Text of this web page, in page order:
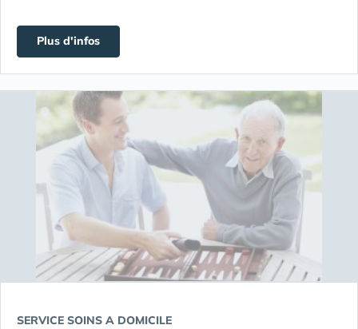
Plus d'infos
SERVICE SOINS A DOMICILE